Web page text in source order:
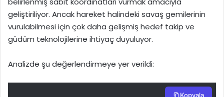
geliştiriliyor. Ancak hareket halindeki savaş gemilerinin
vurulabilmesi için çok daha gelişmiş hedef takip ve
güdüm teknolojilerine ihtiyaç duyuluyor.
Analizde şu değerlendirmeye yer verildi:
Kopyala